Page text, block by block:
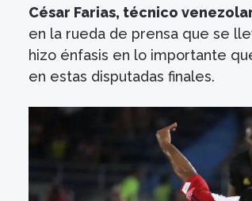
César Farias, técnico
en la rueda de prensa que se
hizo énfasis en lo importante
en estas disputadas finales.